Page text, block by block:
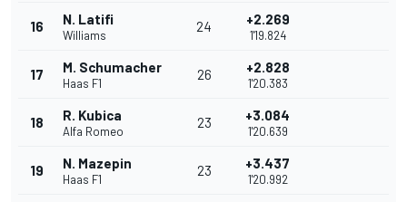
16 N. Latifi
Williams
24 +2.269
1'19.824
17 M. Schumacher
Haas F1
26 +2.828
1'20.383
18 R. Kubica
Alfa Romeo
23 +3.084
1'20.639
19 N. Mazepin
Haas F1
23 +3.437
1'20.992